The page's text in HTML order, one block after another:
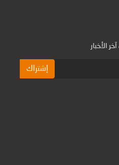
الأخبار
إشتراك